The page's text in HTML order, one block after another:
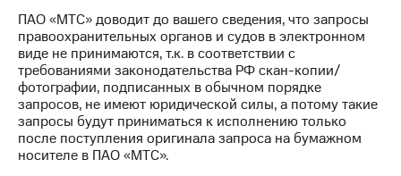
информация
Контакты
Медиа-центр
Пресс-
релизы
МТС
ПАО «МТС» доводит до вашего сведения, что запросы
правоохранительных органов и судов в электронном
виде не принимаются, т.к. в соответствии с
требованиями законодательства РФ скан-копии/
фотографии, подписанных в обычном порядке
запросов, не имеют юридической силы, а потому такие
запросы будут приниматься к исполнению только
после поступления оригинала запроса на бумажном
носителе в ПАО «МТС».